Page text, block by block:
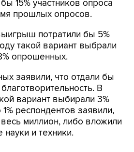
потратили бы 5%
опрошенных.
заявили, что отдали бы
вариант выбирали 3%
респондентов заявили,
миллион, либо вложили
и техники.